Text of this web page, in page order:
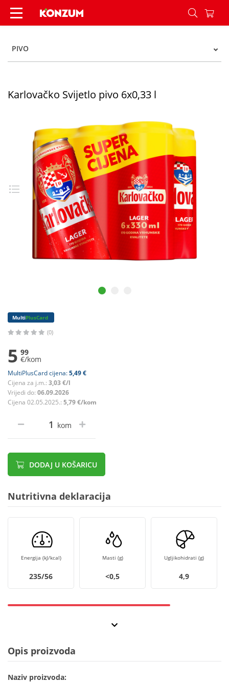
Karlovačko Svijetlo pivo 6x0,33 l - Konzum
PIVO
Karlovačko Svijetlo pivo 6x0,33 l
MultiPlusCard
(0)
5 99
€/kom
MultiPlusCard cijena:5,49 €
Cijena za j.m.: 3,03 €/l
Vrijedi do: 06.09.2026
Cijena 02.05.2025.: 5,79 €/kom
kom
DODAJ U KOŠARICU
Nutritivna deklaracija
Energija (kJ/kcal)
235/56
Masti (g)
<0,5
Ugljikohidrati (g)
4,9
Opis proizvoda
Naziv proizvoda: